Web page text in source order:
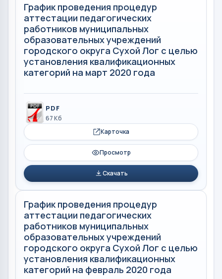
График проведения процедур
аттестации педагогических
работников муниципальных
образовательных учреждений
городского округа Сухой Лог с целью
установления квалификационных
категорий на март 2020 года
PDF
67 Кб
Карточка
Просмотр
Скачать
График проведения процедур
аттестации педагогических
работников муниципальных
образовательных учреждений
городского округа Сухой Лог с целью
установления квалификационных
категорий на февраль 2020 года